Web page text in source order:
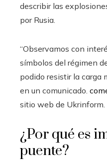
describir las
por Rusia.
“Observamos con
símbolos del régimen
podido resistir la carga
en un comunicado.
sitio web de Ukrinform.
¿Por qué es
puente?